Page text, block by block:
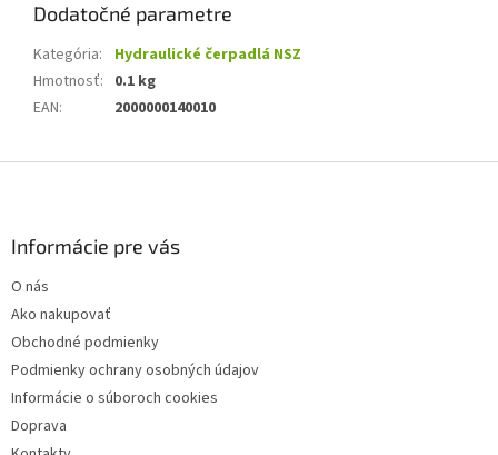
Dodatočné parametre
Kategória:
Hydraulické čerpadlá NSZ
Hmotnosť: 0.1 kg
EAN: 2000000140010
Informácie pre vás
O nás
Ako nakupovať
Obchodné podmienky
Podmienky ochrany osobných údajov
Informácie o súboroch cookies
Doprava